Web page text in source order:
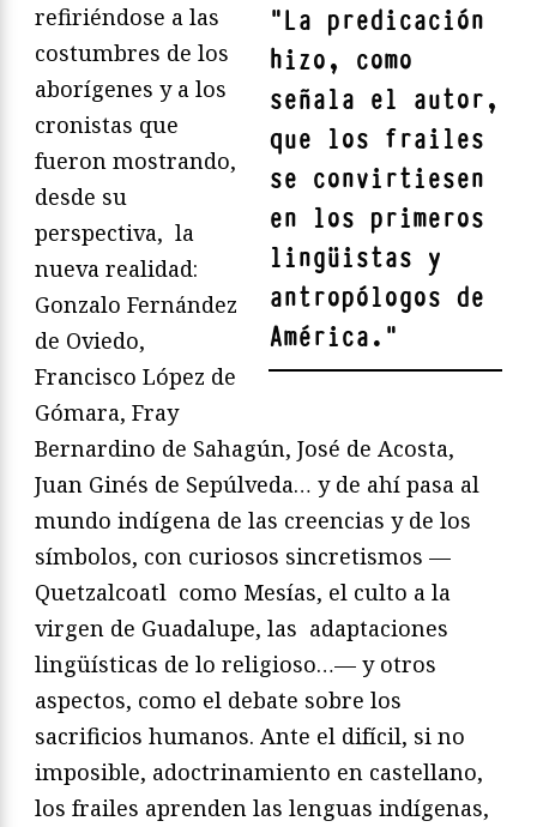
"La predicación
hizo, como
señala el autor,
que los frailes
se convirtiesen
en los primeros
lingüistas y
antropólogos de
América. "
refiriéndose a las
costumbres de los
aborígenes y a los
cronistas que
fueron mostrando,
desde su
perspectiva, la
nueva realidad:
Gonzalo Fernández
de Oviedo,
Francisco López de
Gómara, Fray
Bernardino de Sahagún, José de Acosta,
Juan Ginés de Sepúlveda… y de ahí pasa al
mundo indígena de las creencias y de los
símbolos, con curiosos sincretismos —
Quetzalcoatl como Mesías, el culto a la
virgen de Guadalupe, las adaptaciones
lingüísticas de lo religioso…— y otros
aspectos, como el debate sobre los
sacrificios humanos. Ante el difícil, si no
imposible, adoctrinamiento en castellano,
los frailes aprenden las lenguas indígenas,